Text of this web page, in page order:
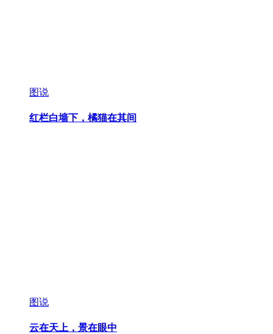
图说
红栏白墙下，橘猫在其间
图说
云在天上，景在眼中